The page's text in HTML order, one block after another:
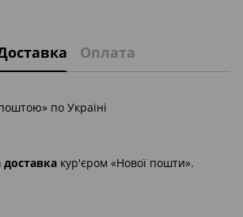
Оплата
по Україні
доставка кур'єром «Нової пошти».